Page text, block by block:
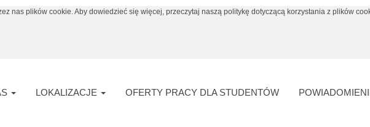
nas plików cookie. Aby dowiedzieć się więcej, przeczytaj naszą politykę dotyczącą korzystania z plików
LOKALIZACJE OFERTY PRACY DLA STUDENTÓW
w liczbie 10 opublikowane przez Arkema.